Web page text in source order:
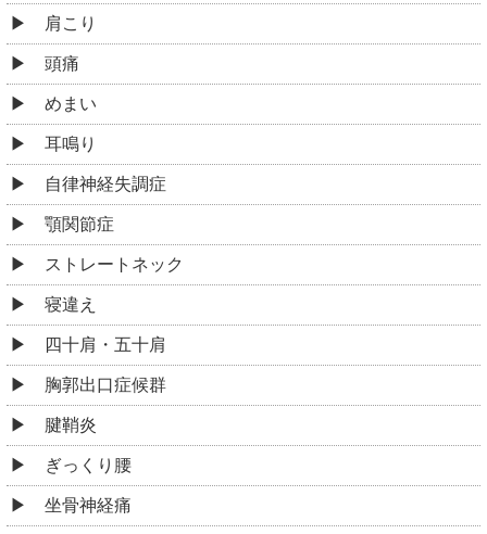
肩こり
頭痛
めまい
耳鳴り
自律神経失調症
顎関節症
ストレートネック
寝違え
四十肩・五十肩
胸郭出口症候群
腱鞘炎
ぎっくり腰
坐骨神経痛